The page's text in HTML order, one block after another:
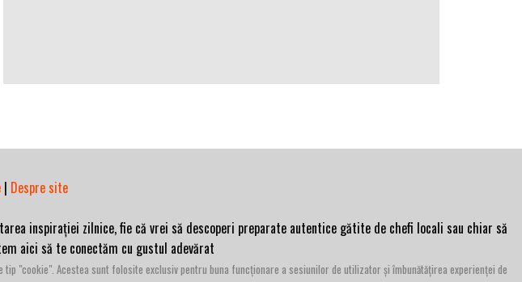
| Despre site
inspirației zilnice, fie că vrei să descoperi preparate autentice gătite de chefi locali sau chiar să
aici să te conectăm cu gustul adevărat
"cookie". Acestea sunt folosite exclusiv pentru buna funcționare a sesiunilor de utilizator și îmbunătățirea experienței de